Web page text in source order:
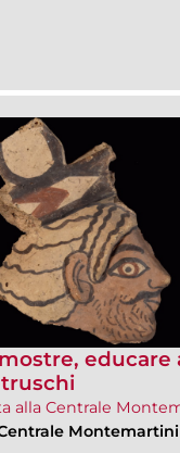
educare
alla Centrale
Montemartini